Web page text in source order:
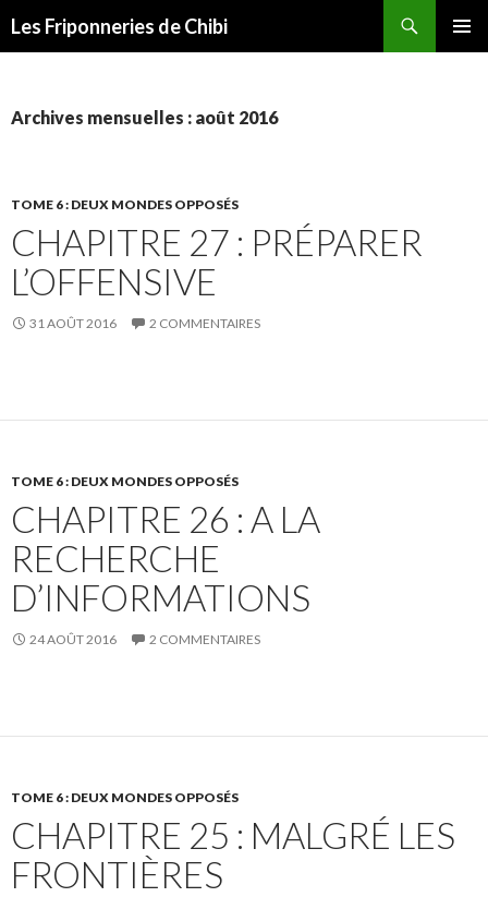
Les Friponneries de Chibi
Archives mensuelles : août 2016
TOME 6 : DEUX MONDES OPPOSÉS
CHAPITRE 27 : PRÉPARER
L’OFFENSIVE
31 AOÛT 2016 2 COMMENTAIRES
TOME 6 : DEUX MONDES OPPOSÉS
CHAPITRE 26 : A LA
RECHERCHE
D’INFORMATIONS
24 AOÛT 2016 2 COMMENTAIRES
TOME 6 : DEUX MONDES OPPOSÉS
CHAPITRE 25 : MALGRÉ LES
FRONTIÈRES